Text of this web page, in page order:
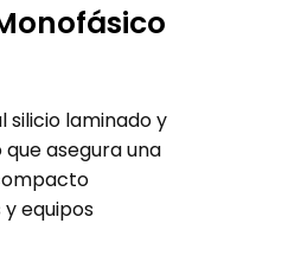
silicio laminado y
asegura una
equipos